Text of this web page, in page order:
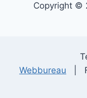
Copyright ©
Webbureau |